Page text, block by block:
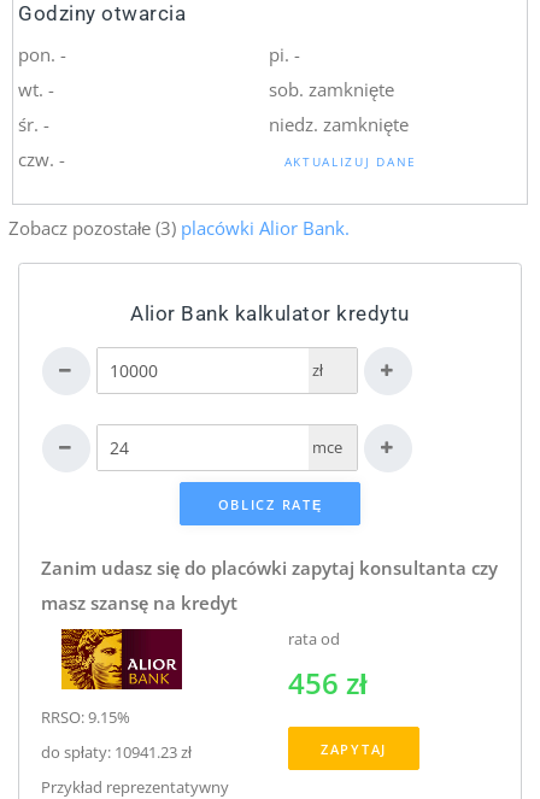
Godziny otwarcia
pon. -
wt. -
śr. -
czw. -
pi. -
sob. zamknięte
niedz. zamknięte
AKTUALIZUJ DANE
Zobacz pozostałe (3) placówki Alior Bank.
Alior Bank kalkulator kredytu
zł
mce
Zanim udasz się do placówki zapytaj konsultanta czy
masz szansę na kredyt
RRSO: 9.15%
do spłaty: 10941.23 zł
Przykład reprezentatywny
rata od
456 zł
ZAPYTAJ